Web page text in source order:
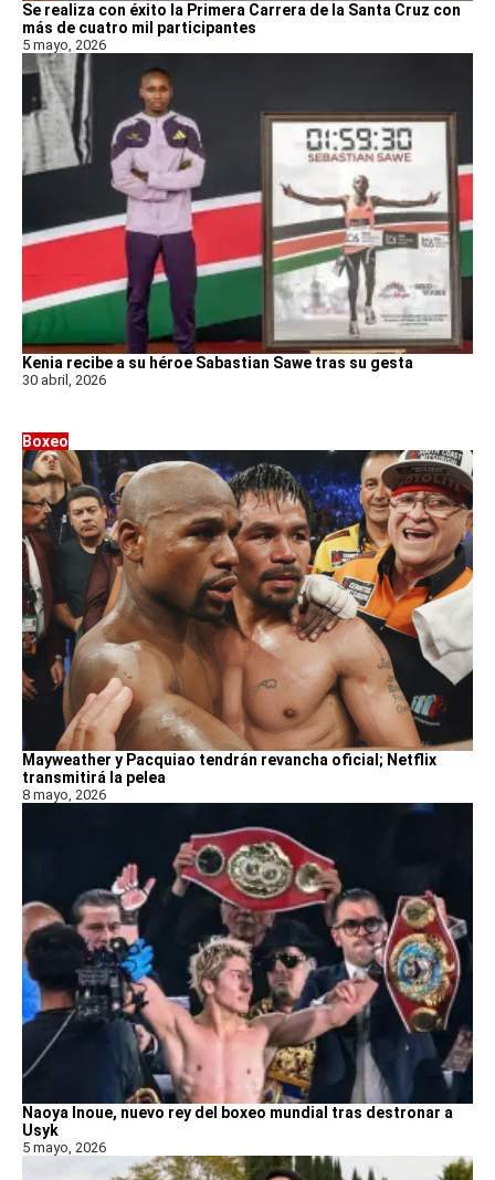
Se realiza con éxito la Primera Carrera de la Santa Cruz con
más de cuatro mil participantes
5 mayo, 2026
Kenia recibe a su héroe Sabastian Sawe tras su gesta
30 abril, 2026
Boxeo
Mayweather y Pacquiao tendrán revancha oficial; Netflix
transmitirá la pelea
8 mayo, 2026
Naoya Inoue, nuevo rey del boxeo mundial tras destronar a
Usyk
5 mayo, 2026